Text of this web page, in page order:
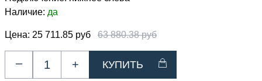
Наличие: да
Цена: 25 711.85 руб 63 880.38 руб
– +